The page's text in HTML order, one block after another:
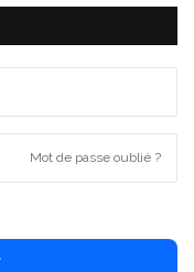
Mot de passe oublié ?